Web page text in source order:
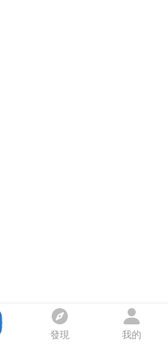
發現 我的